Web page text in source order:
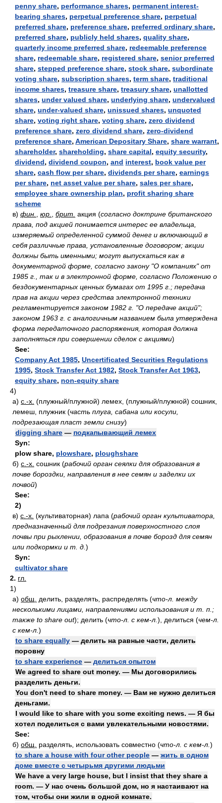
penny share, performance shares, permanent interest-
bearing shares, perpetual preference share, perpetual
preferred share, preference share, preferred ordinary share,
preferred share, publicly held shares, quality share,
quarterly income preferred share, redeemable preference
share, redeemable share, registered share, senior preferred
share, stepped preference share, stock share, subordinate
voting share, subscription shares, term share, traditional
income shares, treasure share, treasury share, unallotted
shares, under valued share, underlying share, undervalued
share, under-valued share, unissued shares, unquoted
share, voting right share, voting share, zero dividend
preference share, zero dividend share, zero-dividend
preference share, American Depositary Share, share warrant,
shareholder, shareholding, share capital, equity security,
dividend, dividend coupon, and interest, book value per
share, cash flow per share, dividends per share, earnings
per share, net asset value per share, sales per share,
employee share ownership plan, profit sharing share
scheme
в) фин. юр. брит. акция (согласно доктрине британского
права, под акцией понимается интерес ее владельца,
измеряемый определенной суммой денег и включающий в
себя различные права, установленные договором; акции
должны быть именными; могут выпускаться как в
документарной форме, согласно закону "О компаниях" от
1985 г., так и в электронной форме, согласно Положению о
бездокументарных ценных бумагах от 1995 г.; передача
прав на акции через средства электронной техники
регламентируется законом 1982 г. "О передаче акций";
законом 1963 г. с аналогичным названием была утверждена
форма передаточного распоряжения, которая должна
заполняться при совершении сделок с акциями)
See:
Company Act 1985, Uncertificated Securities Regulations
1995, Stock Transfer Act 1982, Stock Transfer Act 1963,
equity share, non-equity share
4)
а) с.-х. (плужный/плужной) лемех, (плужный/плужной) сошник,
лемеш, плужник (часть плуга, сабана или косули,
подрезающая пласт земли снизу)
digging share — подкапывающий лемех
Syn:
plow share, plowshare, ploughshare
б) с.-х. сошник (рабочий орган сеялки для образования в
почве бороздки, направления в нее семян и заделки их
почвой)
See:
2)
в) с.-х. (культиваторная) лапа (рабочий орган культиватора,
предназначенный для подрезания поверхностного слоя
почвы при рыхлении, образования в почве борозд для семян
или подкормки и т. д. )
Syn:
cultivator share
2. гл.
1)
а) общ. делить, разделять, распределять (что-л. между
несколькими лицами, направлениями использования и т. п.;
также to share out); делить (что-л. с кем-л. ) , делиться (чем-л.
с кем-л. )
to share equally — делить на равные части, делить
поровну
to share experience — делиться опытом
We agreed to share out money. — Мы договорились
разделить деньги.
You don't need to share money. — Вам не нужно делиться
деньгами.
I would like to share with you some exciting news. — Я бы
хотел поделиться с вами увлекательными новостями.
See:
б) общ. разделять, использовать совместно (что-л. с кем-л. )
to share a house with four other people — жить в одном
доме вместе с четырьмя другими людьми
We have a very large house, but I insist that they share a
room. — У нас очень большой дом, но я настаивают на
том, чтобы они жили в одной комнате.